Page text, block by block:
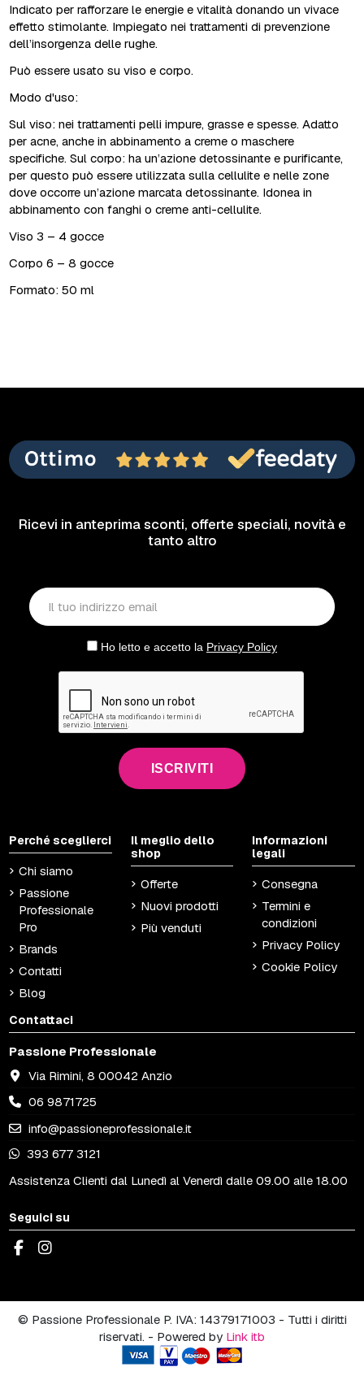
Indicato per rafforzare le energie e vitalità donando un vivace
effetto stimolante. Impiegato nei trattamenti di prevenzione
dell’insorgenza delle rughe.
Può essere usato su viso e corpo.
Modo d'uso:
Sul viso: nei trattamenti pelli impure, grasse e spesse. Adatto
per acne, anche in abbinamento a creme o maschere
specifiche. Sul corpo: ha un’azione detossinante e purificante,
per questo può essere utilizzata sulla cellulite e nelle zone
dove occorre un’azione marcata detossinante. Idonea in
abbinamento con fanghi o creme anti-cellulite.
Viso 3 – 4 gocce
Corpo 6 – 8 gocce
Formato: 50 ml
Ricevi in anteprima sconti, offerte speciali, novità e
tanto altro
Ho letto e accetto la Privacy Policy
ISCRIVITI
Perché sceglierci
Chi siamo
Passione
Professionale
Pro
Brands
Contatti
Blog
Il meglio dello
shop
Offerte
Nuovi prodotti
Più venduti
Informazioni
legali
Consegna
Termini e
condizioni
Privacy Policy
Cookie Policy
Contattaci
Passione Professionale
Via Rimini, 8 00042 Anzio
06 9871725
info@passioneprofessionale.it
393 677 3121
Assistenza Clienti dal Lunedì al Venerdì dalle 09.00 alle 18.00
Seguici su
© Passione Professionale P. IVA: 14379171003 - Tutti i diritti
riservati. - Powered by Link itb